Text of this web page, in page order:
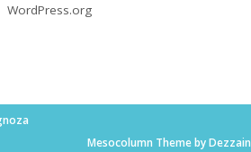
WordPress.org
Mesocolumn Theme by Dezzain